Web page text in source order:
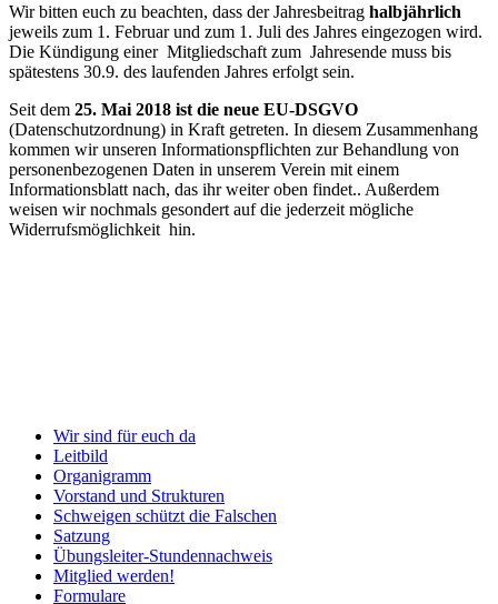
Wir bitten euch zu beachten, dass der Jahresbeitrag halbjährlich
jeweils zum 1. Februar und zum 1. Juli des Jahres eingezogen wird.
Die Kündigung einer Mitgliedschaft zum Jahresende muss bis
spätestens 30.9. des laufenden Jahres erfolgt sein.
Seit dem 25. Mai 2018 ist die neue EU-DSGVO
(Datenschutzordnung) in Kraft getreten. In diesem Zusammenhang
kommen wir unseren Informationspflichten zur Behandlung von
personenbezogenen Daten in unserem Verein mit einem
Informationsblatt nach, das ihr weiter oben findet.. Außerdem
weisen wir nochmals gesondert auf die jederzeit mögliche
Widerrufsmöglichkeit hin.
Wir sind für euch da
Leitbild
Organigramm
Vorstand und Strukturen
Schweigen schützt die Falschen
Satzung
Übungsleiter-Stundennachweis
Mitglied werden!
Formulare